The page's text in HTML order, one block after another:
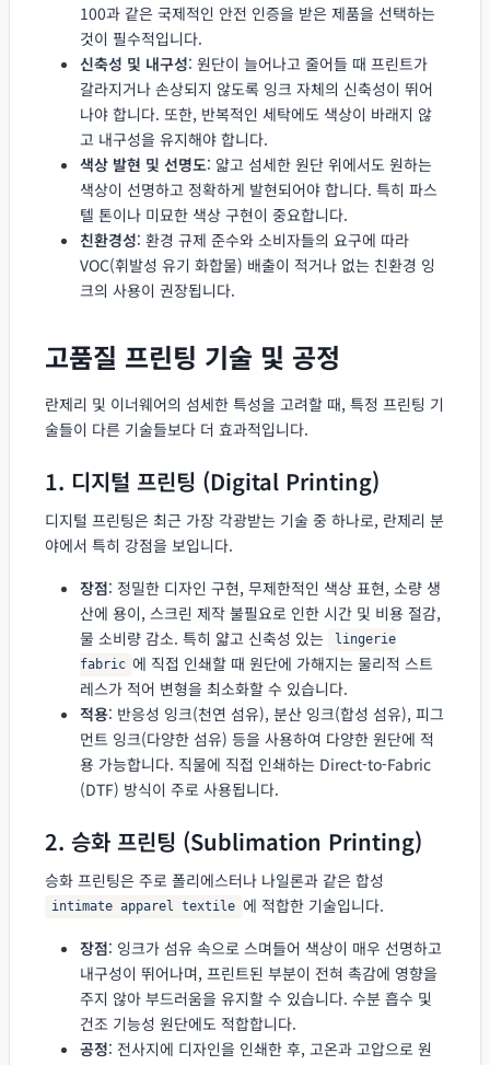
100과 같은 국제적인 안전 인증을 받은 제품을 선택하는
것이 필수적입니다.
신축성 및 내구성: 원단이 늘어나고 줄어들 때 프린트가
갈라지거나 손상되지 않도록 잉크 자체의 신축성이 뛰어
나야 합니다. 또한, 반복적인 세탁에도 색상이 바래지 않
고 내구성을 유지해야 합니다.
색상 발현 및 선명도: 얇고 섬세한 원단 위에서도 원하는
색상이 선명하고 정확하게 발현되어야 합니다. 특히 파스
텔 톤이나 미묘한 색상 구현이 중요합니다.
친환경성: 환경 규제 준수와 소비자들의 요구에 따라
VOC(휘발성 유기 화합물) 배출이 적거나 없는 친환경 잉
크의 사용이 권장됩니다.
고품질 프린팅 기술 및 공정
란제리 및 이너웨어의 섬세한 특성을 고려할 때, 특정 프린팅 기
술들이 다른 기술들보다 더 효과적입니다.
1. 디지털 프린팅 (Digital Printing)
디지털 프린팅은 최근 가장 각광받는 기술 중 하나로, 란제리 분
야에서 특히 강점을 보입니다.
장점: 정밀한 디자인 구현, 무제한적인 색상 표현, 소량 생
산에 용이, 스크린 제작 불필요로 인한 시간 및 비용 절감,
물 소비량 감소. 특히 얇고 신축성 있는
lingerie
fabric 에 직접 인쇄할 때 원단에 가해지는 물리적 스트
레스가 적어 변형을 최소화할 수 있습니다.
적용: 반응성 잉크(천연 섬유), 분산 잉크(합성 섬유), 피그
먼트 잉크(다양한 섬유) 등을 사용하여 다양한 원단에 적
용 가능합니다. 직물에 직접 인쇄하는 Direct-to-Fabric
(DTF) 방식이 주로 사용됩니다.
2. 승화 프린팅 (Sublimation Printing)
승화 프린팅은 주로 폴리에스터나 나일론과 같은 합성
intimate apparel textile 에 적합한 기술입니다.
장점: 잉크가 섬유 속으로 스며들어 색상이 매우 선명하고
내구성이 뛰어나며, 프린트된 부분이 전혀 촉감에 영향을
주지 않아 부드러움을 유지할 수 있습니다. 수분 흡수 및
건조 기능성 원단에도 적합합니다.
공정: 전사지에 디자인을 인쇄한 후, 고온과 고압으로 원